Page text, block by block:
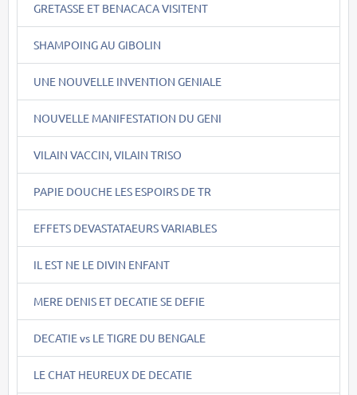
GRETASSE ET BENACACA VISITENT
SHAMPOING AU GIBOLIN
UNE NOUVELLE INVENTION GENIALE
NOUVELLE MANIFESTATION DU GENI
VILAIN VACCIN, VILAIN TRISO
PAPIE DOUCHE LES ESPOIRS DE TR
EFFETS DEVASTATAEURS VARIABLES
IL EST NE LE DIVIN ENFANT
MERE DENIS ET DECATIE SE DEFIE
DECATIE vs LE TIGRE DU BENGALE
LE CHAT HEUREUX DE DECATIE